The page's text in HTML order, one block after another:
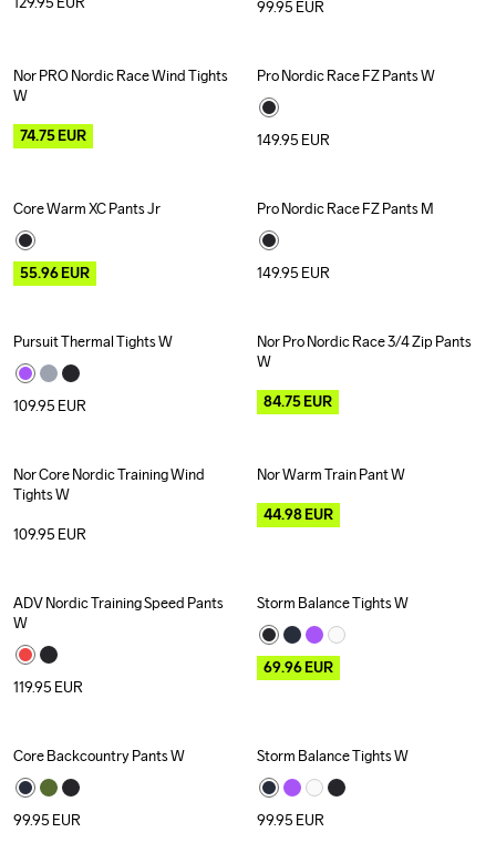
99.95 EUR
Outlet
Nor PRO Nordic Race Wind Tights
W
74.75EUR
Pro Nordic Race FZ Pants W
149.95 EUR
Outlet Recycled
Core Warm XC Pants Jr
55.96EUR
Pro Nordic Race FZ Pants M
149.95 EUR
Pursuit Thermal Tights W
109.95 EUR
Outlet
Nor Pro Nordic Race 3/4 Zip Pants
W
84.75EUR
Nor Core Nordic Training Wind
Tights W
109.95 EUR
Outlet
Nor Warm Train Pant W
44.98EUR
ADV Nordic Training Speed Pants
W
119.95 EUR
Outlet
Storm Balance Tights W
69.96EUR
Core Backcountry Pants W
99.95 EUR
Storm Balance Tights W
99.95 EUR